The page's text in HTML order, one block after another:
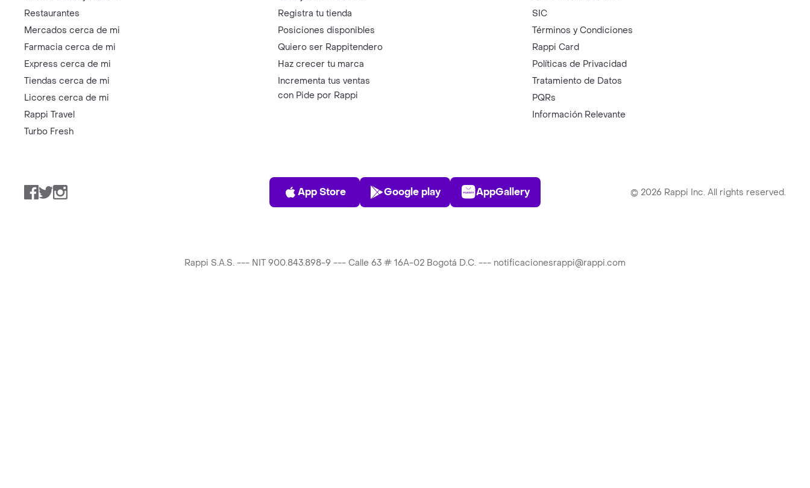
Restaurantes
Mercados cerca de mi
Farmacia cerca de mi
Express cerca de mi
Tiendas cerca de mi
Licores cerca de mi
Rappi Travel
Turbo Fresh
Registra tu tienda
Posiciones disponibles
Quiero ser Rappitendero
Haz crecer tu marca
Incrementa tus ventas
con Pide por Rappi
SIC
Términos y Condiciones
Rappi Card
Políticas de Privacidad
Tratamiento de Datos
PQRs
Información Relevante
Facebook
TwitterInstagram
App Store
App Store
Play Store
Google play
AppGallery
AppGallery © 2026 Rappi Inc. All rights reserved.
Rappi S.A.S. --- NIT 900.843.898-9 --- Calle 63 # 16A-02 Bogotá D.C. --- notificacionesrappi@rappi.com